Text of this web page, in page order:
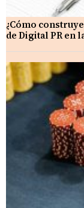
¿Cómo
de Digital PR en